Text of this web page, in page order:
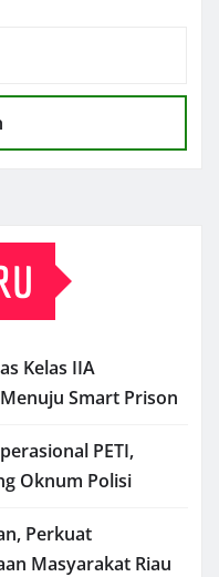
Kelas IIA
Smart Prison
PETI,
Oknum Polisi
Perkuat
Masyarakat Riau